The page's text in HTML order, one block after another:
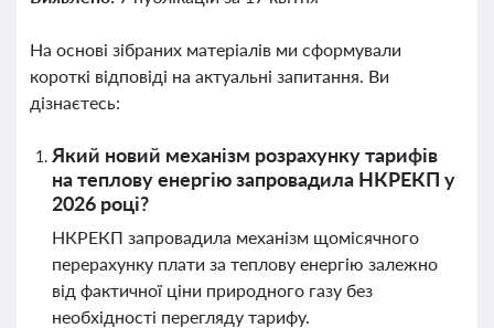
На основі зібраних матеріалів ми сформували
короткі відповіді на актуальні запитання. Ви
дізнаєтесь:
Який новий механізм розрахунку тарифів
на теплову енергію запровадила НКРЕКП у
2026 році?
НКРЕКП запровадила механізм щомісячного
перерахунку плати за теплову енергію залежно
від фактичної ціни природного газу без
необхідності перегляду тарифу.